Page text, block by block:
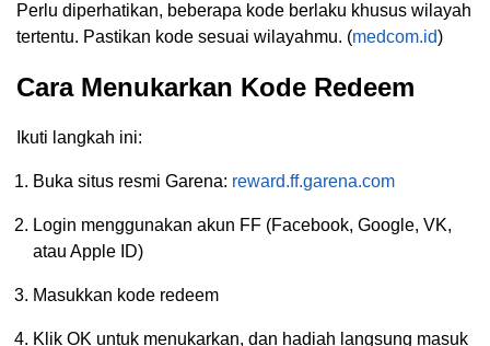
Perlu diperhatikan, beberapa kode berlaku khusus wilayah
tertentu. Pastikan kode sesuai wilayahmu. (medcom.id)
Cara Menukarkan Kode Redeem
Ikuti langkah ini:
Buka situs resmi Garena: reward.ff.garena.com
Login menggunakan akun FF (Facebook, Google, VK,
atau Apple ID)
Masukkan kode redeem
Klik OK untuk menukarkan, dan hadiah langsung masuk